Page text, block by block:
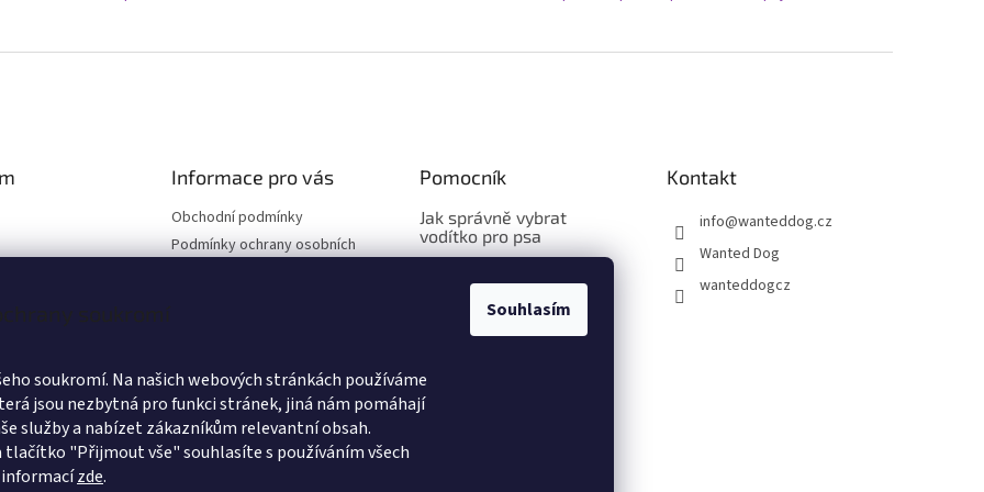
soukromí
soukromí. Na našich webových stránkách používáme
jsou nezbytná pro funkci stránek, jiná nám pomáhají
služby a nabízet zákazníkům relevantní obsah.
"Přijmout vše" souhlasíte s používáním všech
informacízde.
Souhlasím
na Instagramu
Informace pro vás
Obchodní podmínky
Podmínky ochrany osobních
Velkoobchod
Affiliate program
O nás
Pomocník
Jak správně vybrat
vodítko pro psa
vybrat obleček pro psa
Jak správně změřit a
Kontakt
info@wanteddog.cz
Wanted Dog
wanteddogcz